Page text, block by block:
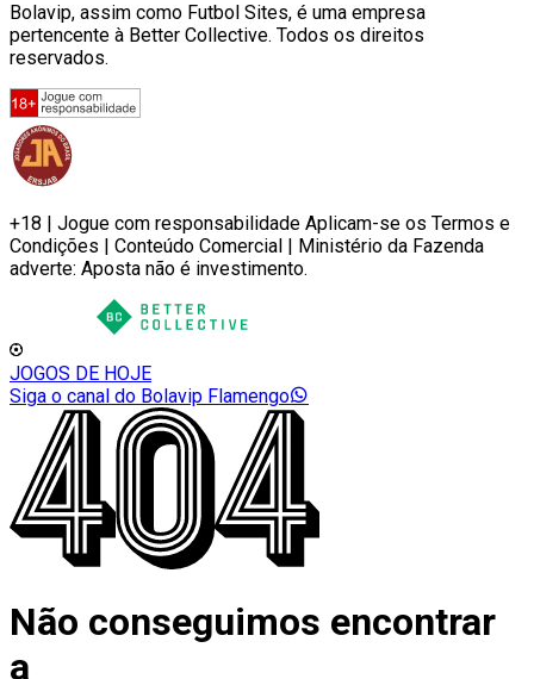
Bolavip, assim como Futbol Sites, é uma empresa
pertencente à Better Collective. Todos os direitos
reservados.
+18 | Jogue com responsabilidade Aplicam-se os Termos e
Condições | Conteúdo Comercial | Ministério da Fazenda
adverte: Aposta não é investimento.
JOGOS DE HOJE
Siga o canal do Bolavip Flamengo
Não conseguimos encontrar
a